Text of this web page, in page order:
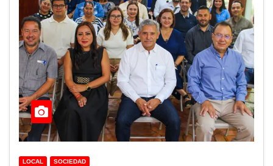
LOCAL SOCIEDAD